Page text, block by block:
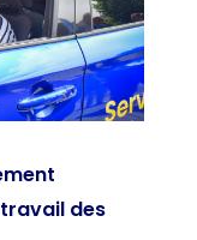
des